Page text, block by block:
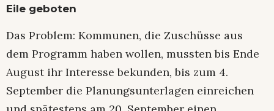
Eile geboten
Das Problem: Kommunen, die Zuschüsse aus
dem Programm haben wollen, mussten bis Ende
August ihr Interesse bekunden, bis zum 4.
September die Planungsunterlagen einreichen